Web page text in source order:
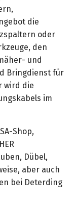
die
oder
den
und
Bringdienst für
wird die
im
Shop,
Dübel,
aber auch
bei Deterding